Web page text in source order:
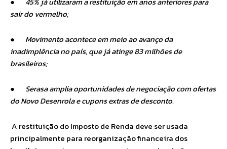
sair do vermelho;
● Movimento acontece em meio ao avanço da
inadimplência no país, que já atinge 83 milhões de
brasileiros;
● Serasa amplia oportunidades de negociação com ofertas
do Novo Desenrola e cupons extras de desconto.
A restituição do Imposto de Renda deve ser usada
principalmente para reorganização financeira dos